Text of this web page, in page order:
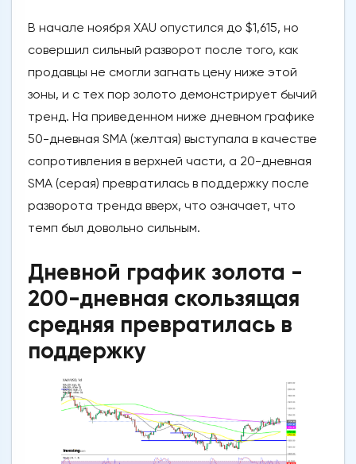
В начале ноября XAU опустился до $1,615, но
совершил сильный разворот после того, как
продавцы не смогли загнать цену ниже этой
зоны, и с тех пор золото демонстрирует бычий
тренд. На приведенном ниже дневном графике
50-дневная SMA (желтая) выступала в качестве
сопротивления в верхней части, а 20-дневная
SMA (серая) превратилась в поддержку после
разворота тренда вверх, что означает, что
темп был довольно сильным.
Дневной график золота -
200-дневная скользящая
средняя превратилась в
поддержку